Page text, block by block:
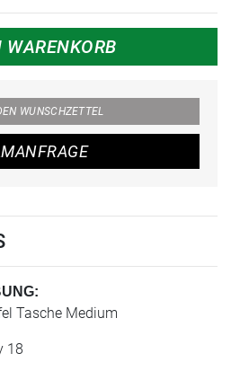
WARENKORB
WUNSCHZETTEL
Tasche Medium
18